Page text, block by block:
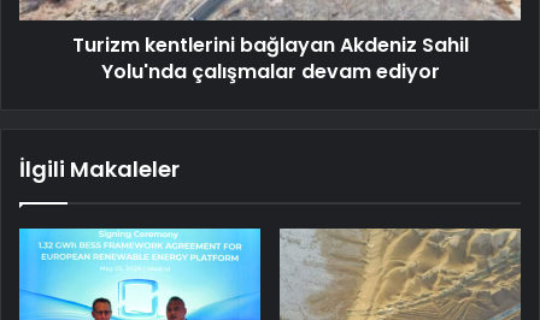
Turizm kentlerini bağlayan Akdeniz Sahil
Yolu'nda çalışmalar devam ediyor
İlgili Makaleler